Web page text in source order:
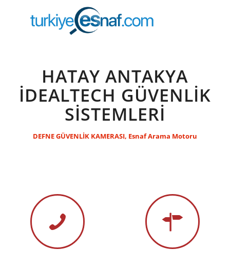
HATAY ANTAKYA
İDEALTECH GÜVENLİK
SİSTEMLERİ
DEFNE GÜVENLİK KAMERASI, Esnaf Arama Motoru